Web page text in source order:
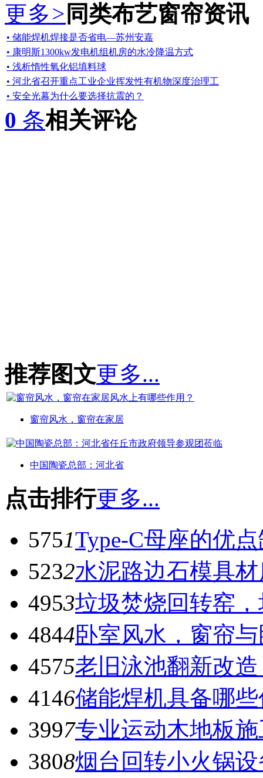
更多> 同类布艺窗帘资讯
• 储能焊机焊接是否省电—苏州安嘉
• 康明斯1300kw发电机组机房的水冷降温方式
• 浅析惰性氧化铝填料球
• 河北省召开重点工业企业挥发性有机物深度治理工
• 安全光幕为什么要选择抗震的？
0 条相关评论
推荐图文更多...
窗帘风水，窗帘在家居
中国陶瓷总部：河北省
点击排行更多...
5751Type-C母座的优
5232水泥路边石模具
4953垃圾焚烧回转窑
4844卧室风水，窗帘
4575老旧泳池翻新改
4146储能焊机具备哪
3997专业运动木地板
3808烟台回转小火锅